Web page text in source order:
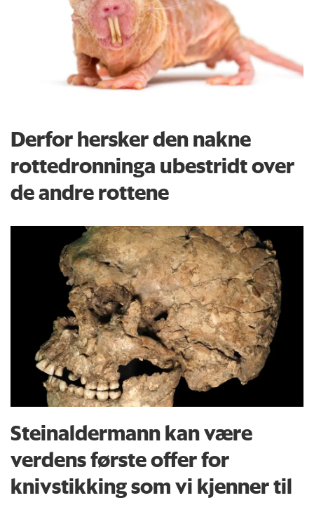
Derfor hersker den nakne
rottedronninga ubestridt over
de andre rottene
Steinaldermann kan være
verdens første offer for
knivstikking som vi kjenner til